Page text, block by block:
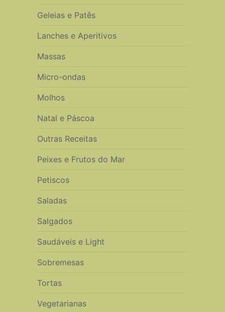
Geleias e Patês
Lanches e Aperitivos
Massas
Micro-ondas
Molhos
Natal e Páscoa
Outras Receitas
Peixes e Frutos do Mar
Petiscos
Saladas
Salgados
Saudáveis e Light
Sobremesas
Tortas
Vegetarianas